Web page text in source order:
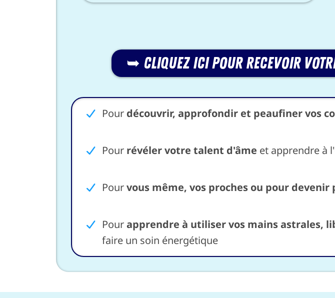
➥ cliquez ici pour recevoir
Pour découvrir, approfondir et peaufiner vos
Pour révéler votre talent d'âme et apprendre à
Pourvous même, vos proches ou pour
Pour apprendre à utiliser vos mains astrales,
faire un soin énergétique